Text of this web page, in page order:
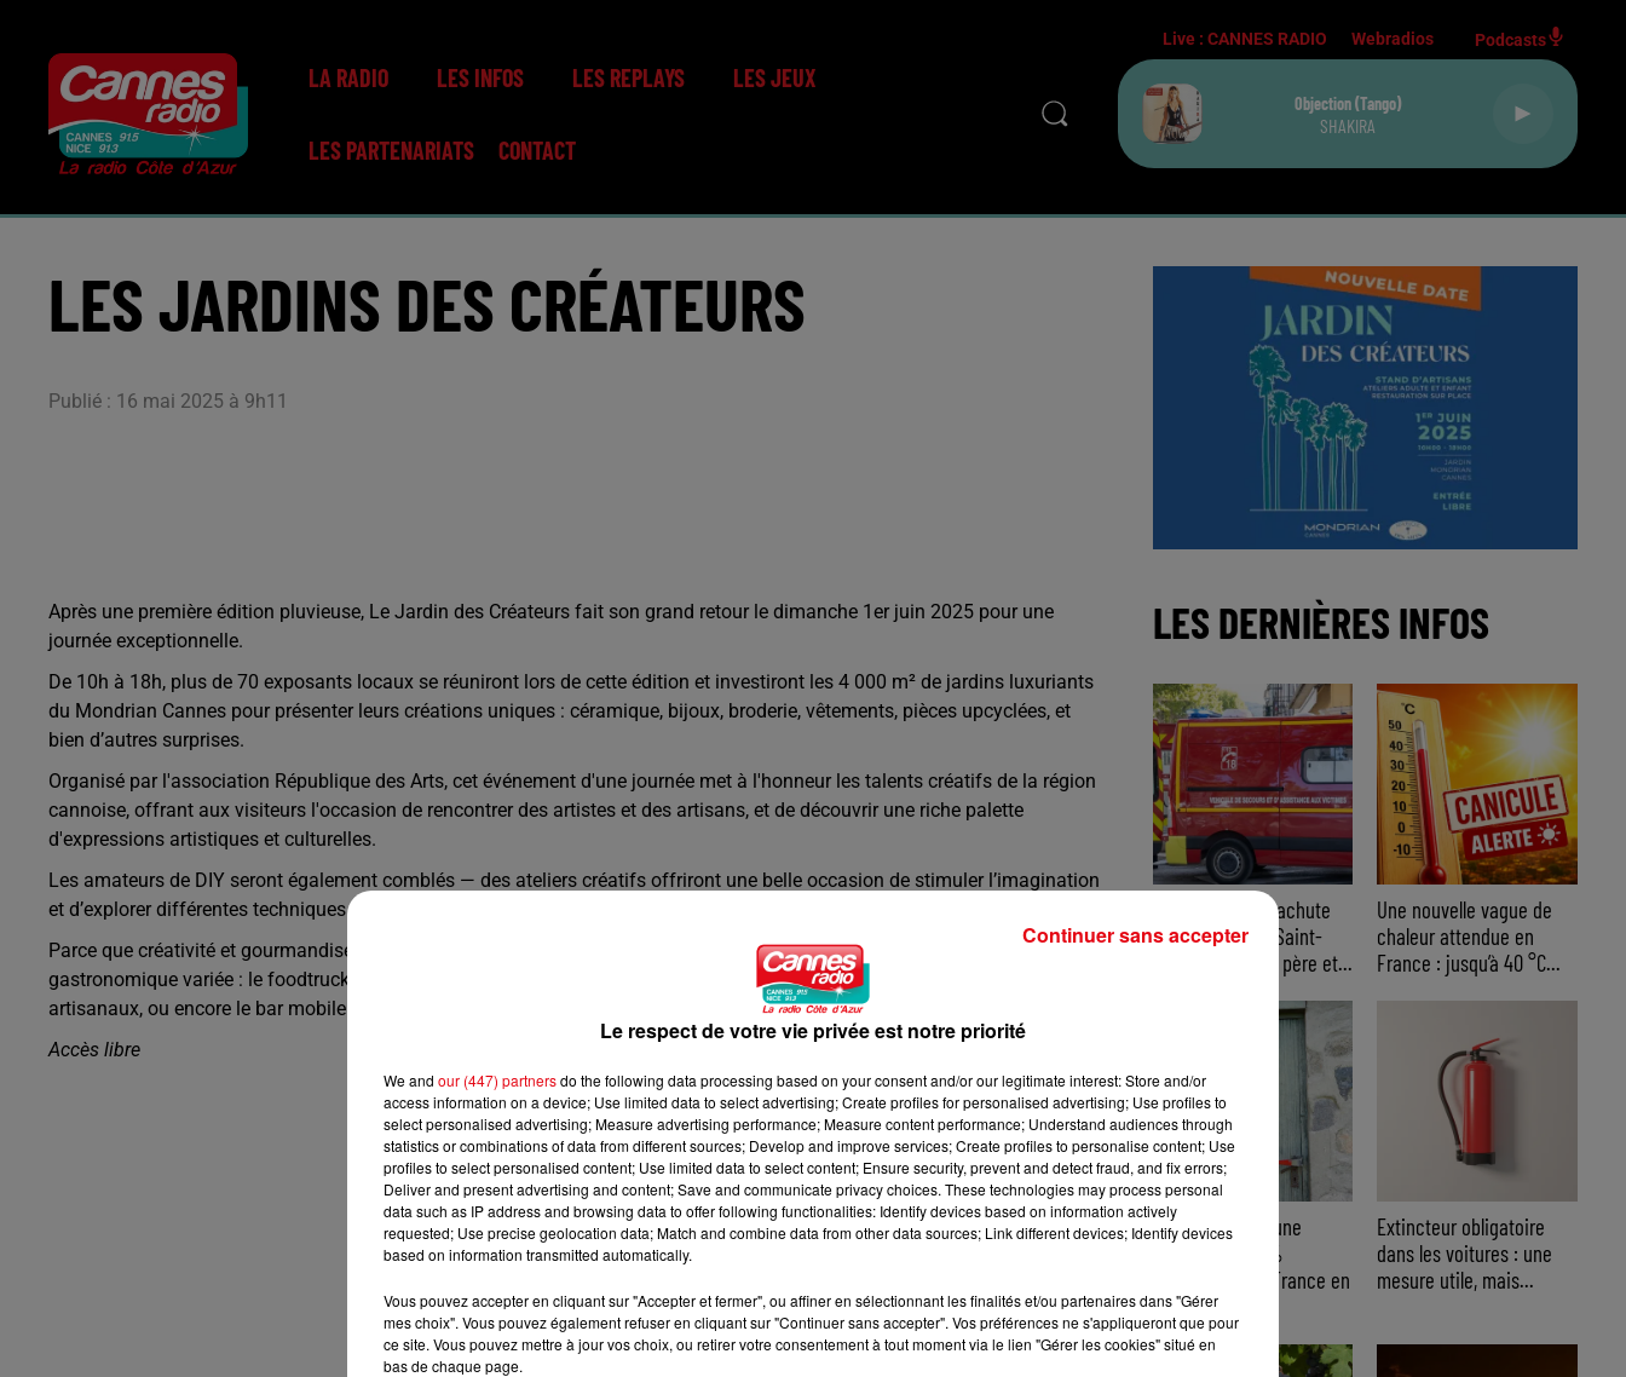
LA RADIO LES INFOS LES REPLAYS LES JEUX
LES PARTENARIATS CONTACT
Live :CANNES RADIO Webradios Podcasts
Objection (tango)
SHAKIRA
LES JARDINS DES CRÉATEURS
Publié : 16 mai 2025 à 9h11
Après une première édition pluvieuse, Le Jardin des Créateurs fait son grand retour le dimanche 1er juin 2025 pour une
journée exceptionnelle.
De 10h à 18h, plus de 70 exposants locaux se réuniront lors de cette édition et investiront les 4 000 m² de jardins luxuriants
du Mondrian Cannes pour présenter leurs créations uniques : céramique, bijoux, broderie, vêtements, pièces upcyclées, et
bien d’autres surprises.
Organisé par l'association République des Arts, cet événement d'une journée met à l'honneur les talents créatifs de la région
cannoise, offrant aux visiteurs l'occasion de rencontrer des artistes et des artisans, et de découvrir une riche palette
d'expressions artistiques et culturelles.
Les amateurs de DIY seront également comblés — des ateliers créatifs offriront une belle occasion de stimuler l’imagination
et d’explorer différentes techniques artistiques. Ces sessions seront accessibles sur réservation via une billetterie en ligne.
Parce que créativité et gourmandise vont de pair, les visiteurs auront le plaisir de découvrir et déguster une offre
gastronomique variée : le foodtruck Nakamoto avec ses douceurs sucrées, un brunch mettant à l’honneur des produits
artisanaux, ou encore le bar mobile Mr. Nakamoto servant une sélection de cocktails et de boissons artisanales.
Accès libre
LES DERNIÈRES INFOS
Accident de parachute
ascensionnel à Saint-
Cyr-sur-Mer : un père et...
Une nouvelle vague de
chaleur attendue en
France : jusqu’à 40 °C...
Cambriolages : une
hausse de 5,8 %
enregistrée en France en
juillet...
Extincteur obligatoire
dans les voitures : une
mesure utile, mais...
Le respect de votre vie privée est notre priorité
We and our (447) partnersdo the following data processing based on your consent and/or our legitimate interest: Store and/or
access information on a device; Use limited data to select advertising; Create profiles for personalised advertising; Use profiles to
select personalised advertising; Measure advertising performance; Measure content performance; Understand audiences through
statistics or combinations of data from different sources; Develop and improve services; Create profiles to personalise content; Use
profiles to select personalised content; Use limited data to select content; Ensure security, prevent and detect fraud, and fix errors;
Deliver and present advertising and content; Save and communicate privacy choices. These technologies may process personal
data such as IP address and browsing data to offer following functionalities: Identify devices based on information actively
requested; Use precise geolocation data; Match and combine data from other data sources; Link different devices; Identify devices
based on information transmitted automatically.
Vous pouvez accepter en cliquant sur "Accepter et fermer", ou affiner en sélectionnant les finalités et/ou partenaires dans "Gérer
mes choix". Vous pouvez également refuser en cliquant sur "Continuer sans accepter". Vos préférences ne s'appliqueront que pour
ce site. Vous pouvez mettre à jour vos choix, ou retirer votre consentement à tout moment via le lien "Gérer les cookies" situé en
bas de chaque page.
Continuer sans accepter